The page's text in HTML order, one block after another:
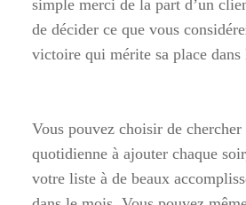
simple merci de la part d’un
de décider ce que vous
victoire qui mérite sa place dans
Vous pouvez choisir de
quotidienne à ajouter chaque
votre liste à de beaux